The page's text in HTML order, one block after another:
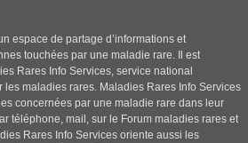
espace de partage d’informations et
touchées par une maladie rare. Il est
Rares Info Services, service national
les maladies rares. Maladies Rares Info Services
concernées par une maladie rare dans leur
téléphone, mail, sur le Forum maladies rares et
Rares Info Services oriente aussi les